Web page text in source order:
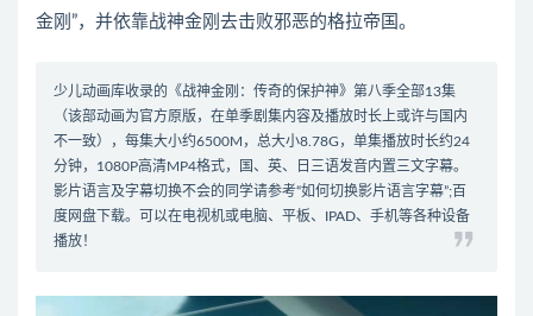
金刚”，并依靠战神金刚去击败邪恶的格拉帝国。
少儿动画库收录的《战神金刚：传奇的保护神》第八季全部13集
（该部动画为官方原版，在单季剧集内容及播放时长上或许与国内
不一致），每集大小约6500M，总大小8.78G，单集播放时长约24
分钟，1080P高清MP4格式，国、英、日三语发音内置三文字幕。
影片语言及字幕切换不会的同学请参考“如何切换影片语言字幕”;百
度网盘下载。可以在电视机或电脑、平板、IPAD、手机等各种设备
播放！